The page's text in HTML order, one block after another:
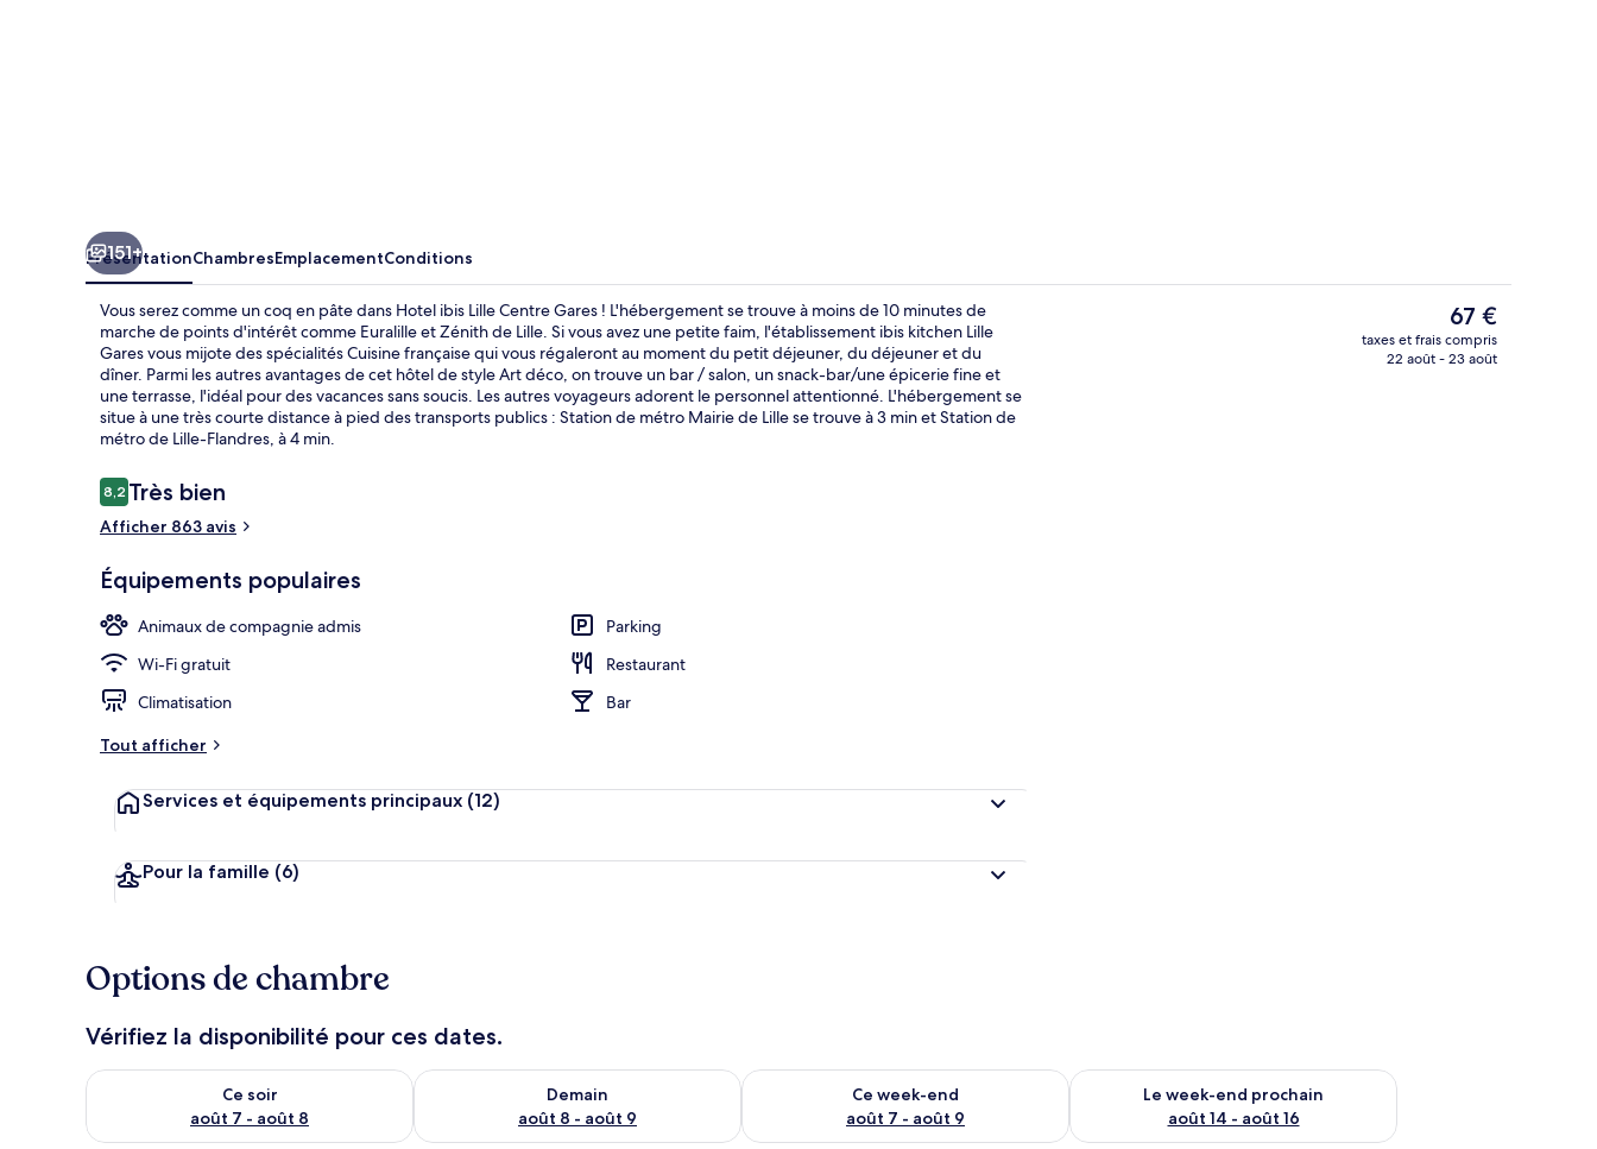
Divers
151+
PrésentationChambresEmplacementConditions
Vous serez comme un coq en pâte dans Hotel ibis Lille Centre Gares ! L'hébergement se trouve à moins de 10 minutes de
marche de points d'intérêt comme Euralille et Zénith de Lille. Si vous avez une petite faim, l'établissement ibis kitchen Lille
Gares vous mijote des spécialités Cuisine française qui vous régaleront au moment du petit déjeuner, du déjeuner et du
dîner. Parmi les autres avantages de cet hôtel de style Art déco, on trouve un bar / salon, un snack-bar/une épicerie fine et
une terrasse, l'idéal pour des vacances sans soucis. Les autres voyageurs adorent le personnel attentionné. L'hébergement se
situe à une très courte distance à pied des transports publics : Station de métro Mairie de Lille se trouve à 3 min et Station de
métro de Lille-Flandres, à 4 min.
Avis
voyageurs
8,28,2 sur 10
Très bien
Afficher 863 avis
Équipements populaires
Animaux de compagnie admis
Parking
Wi-Fi gratuit
Restaurant
Climatisation
Bar
Tout afficher
Services et équipements principaux (12)
Pour la famille (6)
Le
prix
actuel
67 €
taxes et frais compris
22 août - 23 août
Options de chambre
Vérifiez la disponibilité pour ces dates.
Ce soir
août 7 - août 8
Vérifier la disponibilité pour ce soir août 7 - août 8
Demain
août 8 - août 9
Vérifier la disponibilité pour demain août 8 - août 9
Ce week-end
août 7 - août 9
Vérifier la disponibilité pour ce week-end août 7 - août 9
Le week-end prochain
août 14 - août 16
Vérifier la disponibilité pour le week-end prochain août 14 -